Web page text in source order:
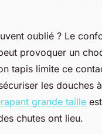
oublié ? Le
provoquer un
tapis limite ce
les douches
grande taille
chutes ont lieu.